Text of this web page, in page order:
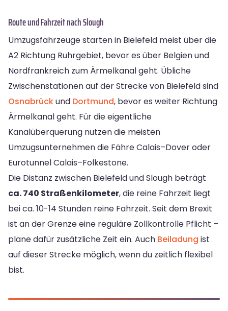
Route und Fahrzeit nach Slough
Umzugsfahrzeuge starten in Bielefeld meist über die
A2 Richtung Ruhrgebiet, bevor es über Belgien und
Nordfrankreich zum Ärmelkanal geht. Übliche
Zwischenstationen auf der Strecke von Bielefeld sind
Osnabrückund Dortmund, bevor es weiter Richtung
Ärmelkanal geht. Für die eigentliche
Kanalüberquerung nutzen die meisten
Umzugsunternehmen die Fähre Calais–Dover oder
Eurotunnel Calais–Folkestone.
Die Distanz zwischen Bielefeld und Slough beträgt
ca. 740 Straßenkilometer, die reine Fahrzeit liegt
bei ca. 10-14 Stunden reine Fahrzeit. Seit dem Brexit
ist an der Grenze eine reguläre Zollkontrolle Pflicht –
plane dafür zusätzliche Zeit ein. Auch Beiladung ist
auf dieser Strecke möglich, wenn du zeitlich flexibel
bist.